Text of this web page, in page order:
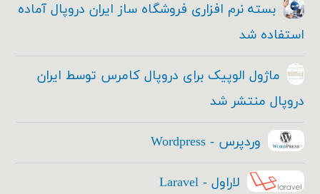
بسته نرم افزاری فروشگاه ساز ایران دروپال آماده
استفاده شد
ماژول الوپیک برای دروپال کامرس توسط ایران
دروپال منتشر شد
وردپرس - Wordpress
لاراول - Laravel